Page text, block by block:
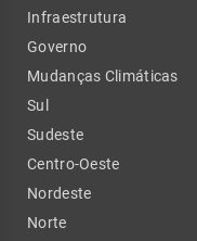
Infraestrutura
Governo
Mudanças Climáticas
Sul
Sudeste
Centro-Oeste
Nordeste
Norte